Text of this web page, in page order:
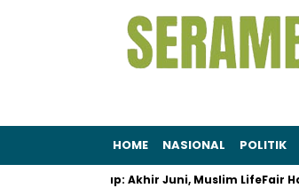
HOME NASIONAL POLITIK
dan Gaya Hidup: Akhir Juni, Muslim LifeFair